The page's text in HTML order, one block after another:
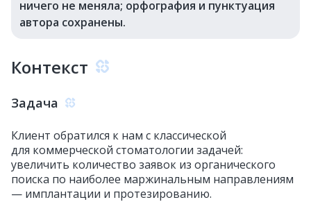
ничего не меняла; орфография и пунктуация
автора сохранены.
Контекст
Задача
Клиент обратился к нам с классической
для коммерческой стоматологии задачей:
увеличить количество заявок из органического
поиска по наиболее маржинальным направлениям
— имплантации и протезированию.